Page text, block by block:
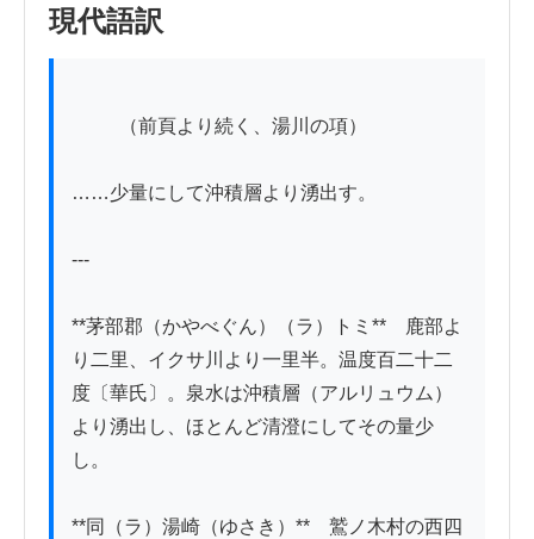
現代語訳
……少量にして沖積層より湧出す。
---
**茅部郡（かやべぐん）（ラ）トミ**　鹿部よ
り二里、イクサ川より一里半。温度百二十二
度〔華氏〕。泉水は沖積層（アルリュウム）
より湧出し、ほとんど清澄にしてその量少
し。
**同（ラ）湯崎（ゆさき）**　鷲ノ木村の西四